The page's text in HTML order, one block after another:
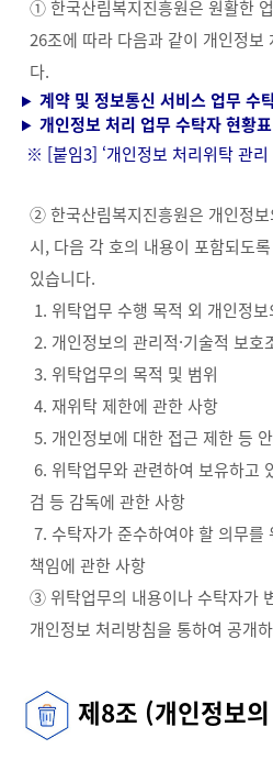
① 한국산림복지진흥원은 원활한
26조에 따라 다음과 같이 개인정보
다.
계약 및 정보통신 서비스 업무 수
개인정보 처리 업무 수탁자 현황표
※ [붙임3] ‘개인정보 처리위탁 관리
② 한국산림복지진흥원은 개인정
시, 다음 각 호의 내용이 포함되도
있습니다.
1. 위탁업무 수행 목적 외 개인정
2. 개인정보의 관리적·기술적 보호
3. 위탁업무의 목적 및 범위
4. 재위탁 제한에 관한 사항
5. 개인정보에 대한 접근 제한 등
6. 위탁업무와 관련하여 보유하고
검 등 감독에 관한 사항
7. 수탁자가 준수하여야 할 의무를
책임에 관한 사항
③ 위탁업무의 내용이나 수탁자가
개인정보 처리방침을 통하여 공개
제8조 (개인정보